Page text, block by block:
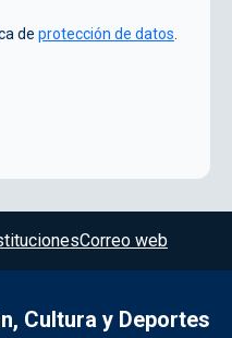
de protección de datos
Correo web
Cultura y Deportes